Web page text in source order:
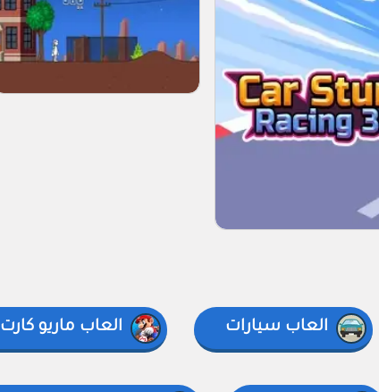
العاب سيارات العاب ماريو كارت